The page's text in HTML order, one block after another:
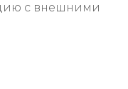
с внешними